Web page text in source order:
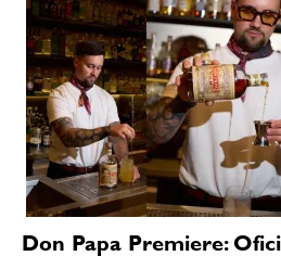
Don Papa Premiere: